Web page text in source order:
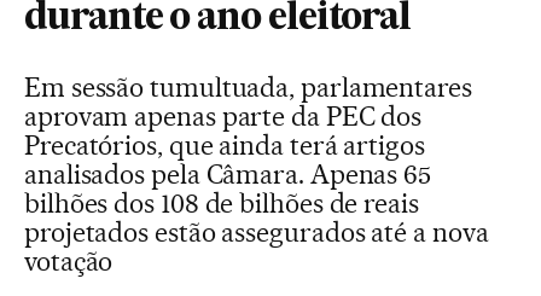
durante o ano eleitoral
Em sessão tumultuada, parlamentares
aprovam apenas parte da PEC dos
Precatórios, que ainda terá artigos
analisados pela Câmara. Apenas 65
bilhões dos 108 de bilhões de reais
projetados estão assegurados até a nova
votação